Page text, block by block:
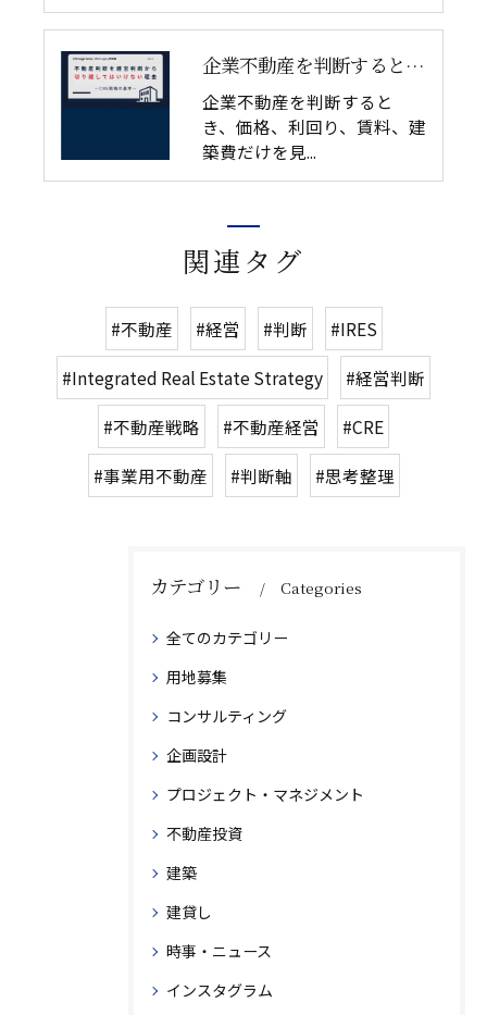
企業不動産を判断するとき、価格、利回り、賃料、建築費だけを見...
企業不動産を判断すると
き、価格、利回り、賃料、建
築費だけを見...
関連タグ
#不動産 #経営 #判断 #IRES
#Integrated Real Estate Strategy #経営判断
#不動産戦略 #不動産経営 #CRE
#事業用不動産 #判断軸 #思考整理
カテゴリー Categories
全てのカテゴリー
用地募集
コンサルティング
企画設計
プロジェクト・マネジメント
不動産投資
建築
建貸し
時事・ニュース
インスタグラム